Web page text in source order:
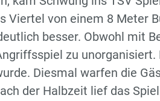
Viertel von einem 8 Meter
besser. Obwohl mit
zu
Diesmal warfen die
der Halbzeit lief das